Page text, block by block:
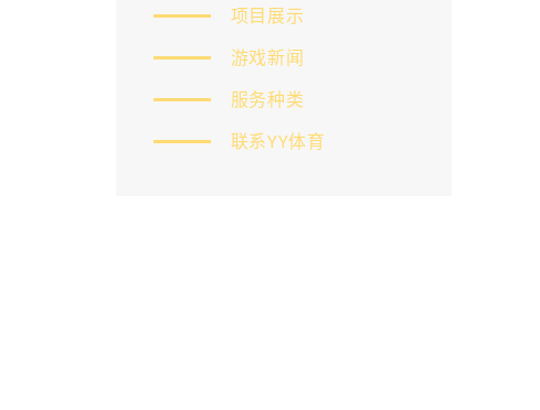
项目展示
游戏新闻
服务种类
联系YY体育